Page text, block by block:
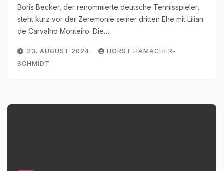
Boris Becker, der renommierte deutsche Tennisspieler,
steht kurz vor der Zeremonie seiner dritten Ehe mit Lilian
de Carvalho Monteiro. Die…
23. AUGUST 2024
HORST HAMACHER-
SCHMIDT